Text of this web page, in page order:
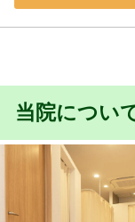
当院につい